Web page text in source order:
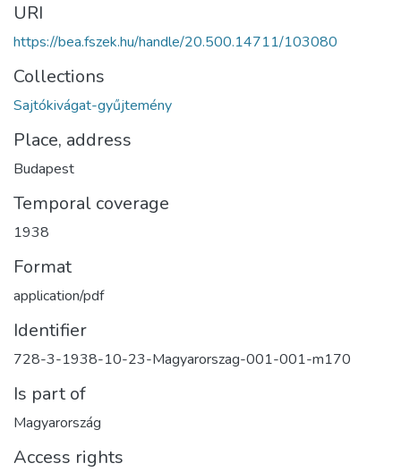
URI
https://bea.fszek.hu/handle/20.500.14711/103080
Collections
Sajtókivágat-gyűjtemény
Place, address
Budapest
Temporal coverage
1938
Format
application/pdf
Identifier
728-3-1938-10-23-Magyarorszag-001-001-m170
Is part of
Magyarország
Access rights